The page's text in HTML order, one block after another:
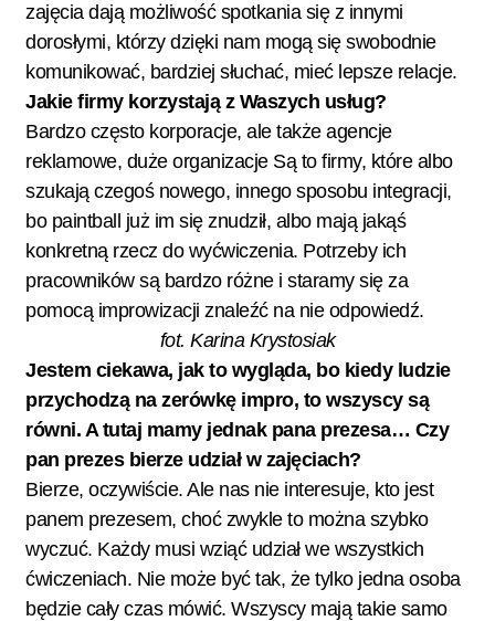
zajęcia dają możliwość spotkania się z innymi
dorosłymi, którzy dzięki nam mogą się swobodnie
komunikować, bardziej słuchać, mieć lepsze relacje.
Jakie firmy korzystają z Waszych usług?
Bardzo często korporacje, ale także agencje
reklamowe, duże organizacje Są to firmy, które albo
szukają czegoś nowego, innego sposobu integracji,
bo paintball już im się znudził, albo mają jakąś
konkretną rzecz do wyćwiczenia. Potrzeby ich
pracowników są bardzo różne i staramy się za
pomocą improwizacji znaleźć na nie odpowiedź.
fot. Karina Krystosiak
Jestem ciekawa, jak to wygląda, bo kiedy ludzie
przychodzą na zerówkę impro, to wszyscy są
równi. A tutaj mamy jednak pana prezesa… Czy
pan prezes bierze udział w zajęciach?
Bierze, oczywiście. Ale nas nie interesuje, kto jest
panem prezesem, choć zwykle to można szybko
wyczuć. Każdy musi wziąć udział we wszystkich
ćwiczeniach. Nie może być tak, że tylko jedna osoba
będzie cały czas mówić. Wszyscy mają takie samo